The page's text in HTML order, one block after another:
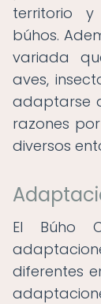
territorio
búhos.
variada
aves,
adaptarse
razones
diversos
El Búho
diferentes